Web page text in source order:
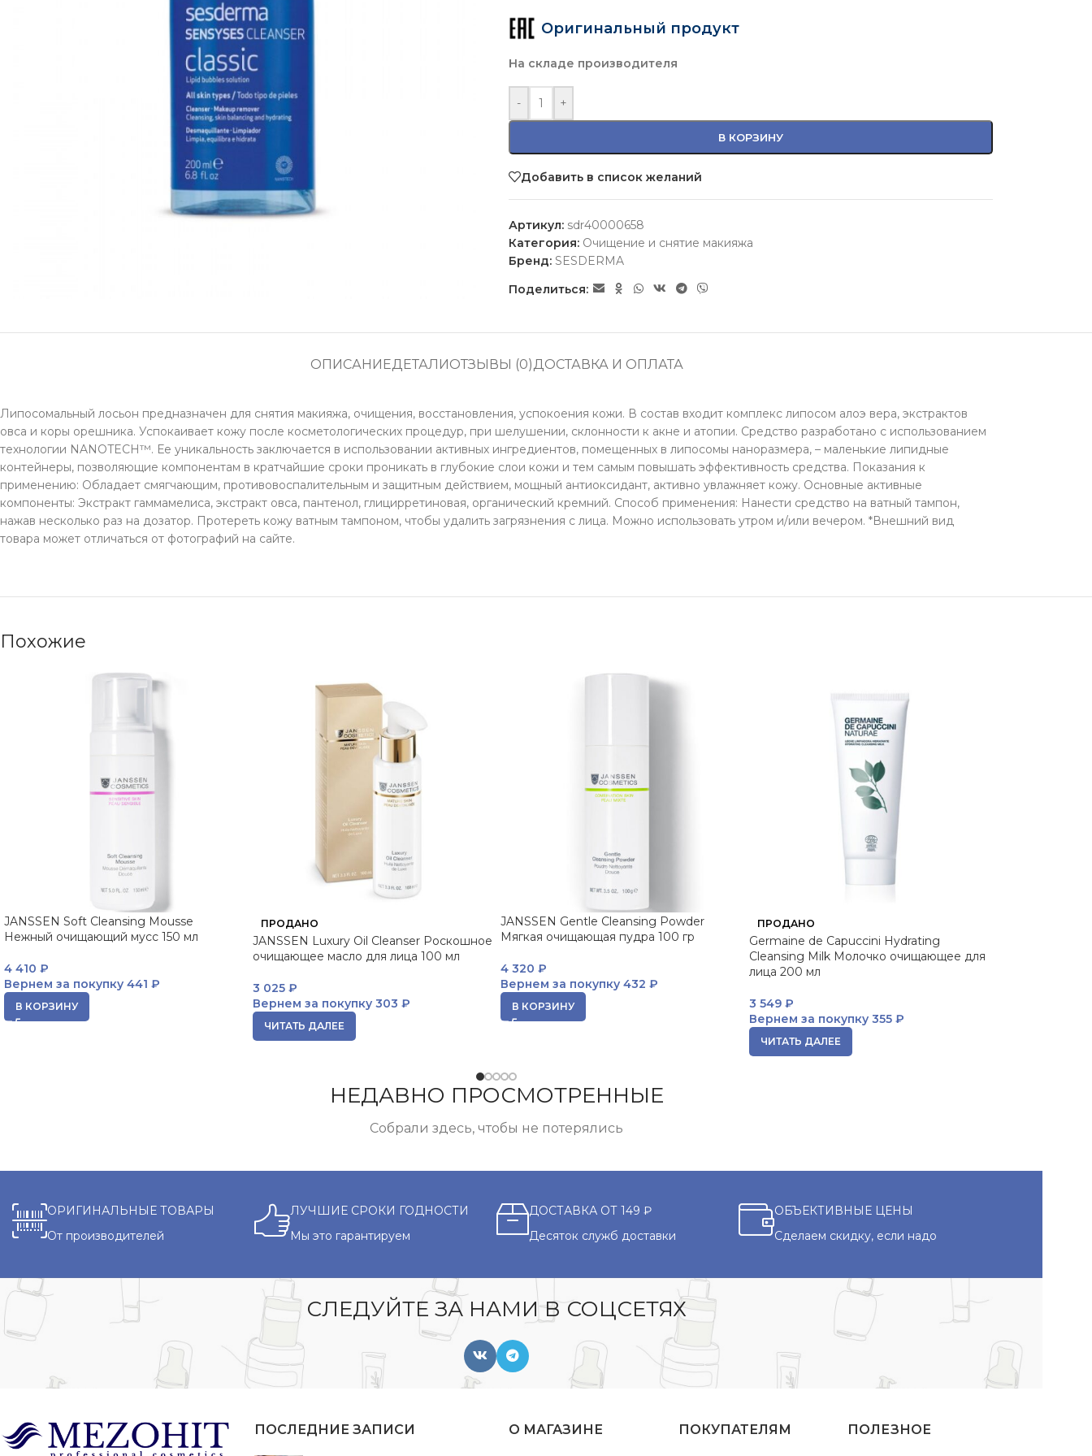
Оригинальный продукт
На складе производителя
- +
В КОРЗИНУ
Добавить в список желаний
Артикул: sdr40000658
Категория: Очищение и снятие макияжа
Бренд: SESDERMA
Поделиться:
ОПИСАНИЕДЕТАЛИОТЗЫВЫ (0)ДОСТАВКА И ОПЛАТА
Липосомальный лосьон предназначен для снятия макияжа, очищения, восстановления, успокоения кожи. В состав входит комплекс липосом алоэ вера, экстрактов
овса и коры орешника. Успокаивает кожу после косметологических процедур, при шелушении, склонности к акне и атопии. Средство разработано с использованием
технологии NANOTECH™. Ее уникальность заключается в использовании активных ингредиентов, помещенных в липосомы наноразмера, – маленькие липидные
контейнеры, позволяющие компонентам в кратчайшие сроки проникать в глубокие слои кожи и тем самым повышать эффективность средства. Показания к
применению: Обладает смягчающим, противовоспалительным и защитным действием, мощный антиоксидант, активно увлажняет кожу. Основные активные
компоненты: Экстракт гаммамелиса, экстракт овса, пантенол, глицирретиновая, органический кремний. Способ применения: Нанести средство на ватный тампон,
нажав несколько раз на дозатор. Протереть кожу ватным тампоном, чтобы удалить загрязнения с лица. Можно использовать утром и/или вечером. *Внешний вид
товара может отличаться от фотографий на сайте.
Похожие
JANSSEN Soft Cleansing Mousse
Нежный очищающий мусс 150 мл
4 410 ₽
Вернем за покупку 441 ₽
В КОРЗИНУ
ПРОДАНО
JANSSEN Luxury Oil Cleanser Роскошное
очищающее масло для лица 100 мл
3 025 ₽
Вернем за покупку303 ₽
ЧИТАТЬ ДАЛЕЕ
JANSSEN Gentle Cleansing Powder
Мягкая очищающая пудра 100 гр
4 320 ₽
Вернем за покупку 432 ₽
В КОРЗИНУ
ПРОДАНО
Germaine de Capuccini Hydrating
Cleansing Milk Молочко очищающее для
лица 200 мл
3 549 ₽
Вернем за покупку355 ₽
ЧИТАТЬ ДАЛЕЕ
НЕДАВНО ПРОСМОТРЕННЫЕ
Собрали здесь, чтобы не потерялись
ОРИГИНАЛЬНЫЕ ТОВАРЫ
От производителей
ЛУЧШИЕ СРОКИ ГОДНОСТИ
Мы это гарантируем
ДОСТАВКА ОТ 149 ₽
Десяток служб доставки
ОБЪЕКТИВНЫЕ ЦЕНЫ
Сделаем скидку, если надо
СЛЕДУЙТЕ ЗА НАМИ В СОЦСЕТЯХ
ПОСЛЕДНИЕ ЗАПИСИ О МАГАЗИНЕ ПОКУПАТЕЛЯМ ПОЛЕЗНОЕ